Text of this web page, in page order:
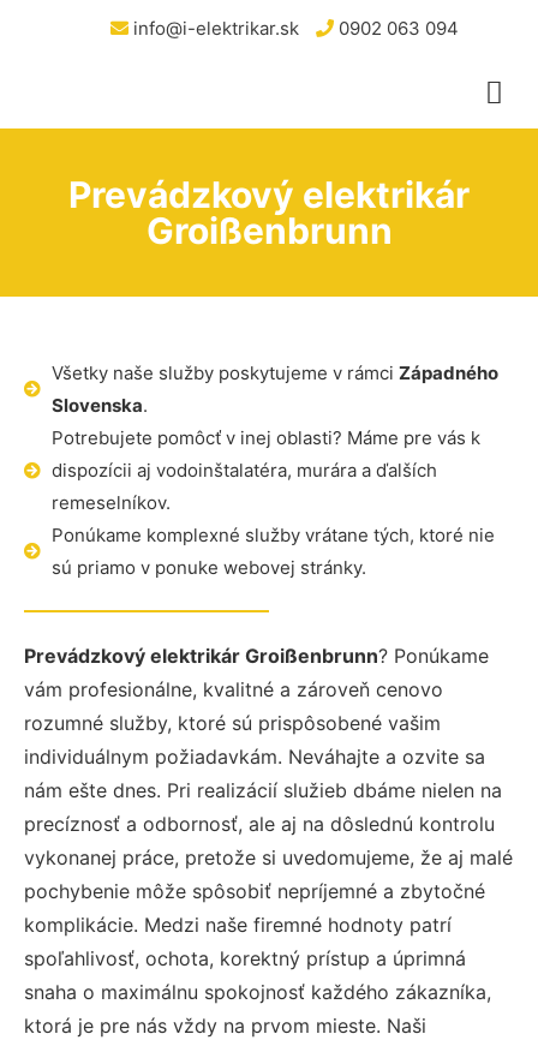
info@i-elektrikar.sk 0902 063 094
Prevádzkový elektrikár
Groißenbrunn
Všetky naše služby poskytujeme v rámci Západného
Slovenska.
Potrebujete pomôcť v inej oblasti? Máme pre vás k
dispozícii aj vodoinštalatéra, murára a ďalších
remeselníkov.
Ponúkame komplexné služby vrátane tých, ktoré nie
sú priamo v ponuke webovej stránky.
Prevádzkový elektrikár Groißenbrunn? Ponúkame
vám profesionálne, kvalitné a zároveň cenovo
rozumné služby, ktoré sú prispôsobené vašim
individuálnym požiadavkám. Neváhajte a ozvite sa
nám ešte dnes. Pri realizácií služieb dbáme nielen na
precíznosť a odbornosť, ale aj na dôslednú kontrolu
vykonanej práce, pretože si uvedomujeme, že aj malé
pochybenie môže spôsobiť nepríjemné a zbytočné
komplikácie. Medzi naše firemné hodnoty patrí
spoľahlivosť, ochota, korektný prístup a úprimná
snaha o maximálnu spokojnosť každého zákazníka,
ktorá je pre nás vždy na prvom mieste. Naši